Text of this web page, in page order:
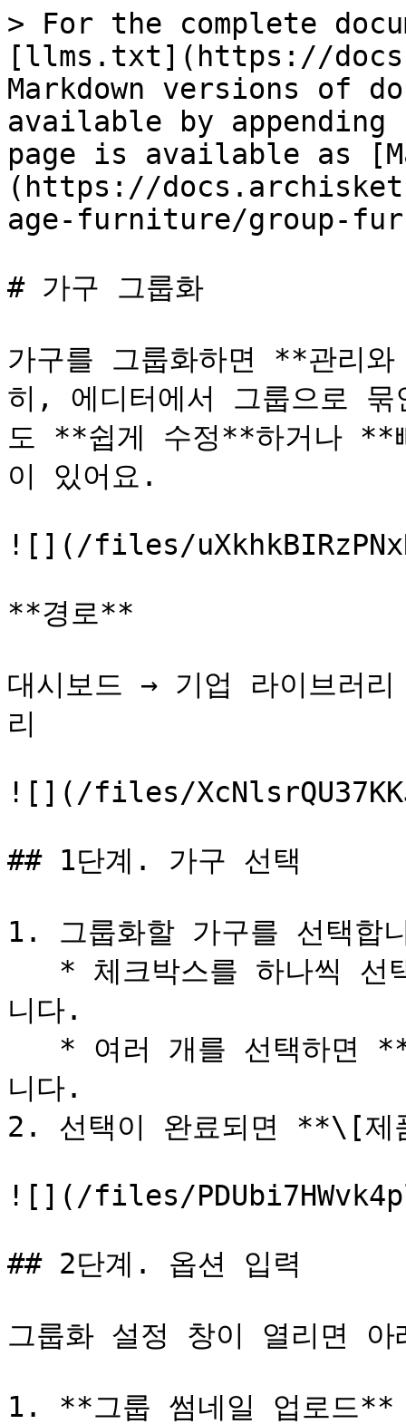
> For the complete
[llms.txt](https://
Markdown versions of
available by
page is available as
(https://
age-furniture/group-
# 가구 그룹화
가구를 그룹화하면 **관리
히, 에디터에서 그룹으로
도 **쉽게 수정**하거나 **
이 있어요.
![](/files/
**경로**
대시보드 → 기업 라이브러
리
![](/files/
## 1단계. 가구 선택
1. 그룹화할 가구를 선택합
니다.
니다.
2. 선택이 완료되면 **\[제
![](/files/
## 2단계. 옵션 입력
그룹화 설정 창이 열리면
1. **그룹 썸네일 업로드